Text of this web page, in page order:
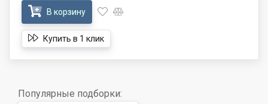
В корзину
Купить в 1 клик
Популярные подборки: